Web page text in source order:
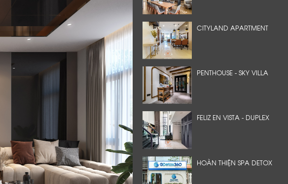
CITYLAND APARTMENT
PENTHOUSE - SKY VILLA
FELIZ EN VISTA - DUPLEX
HOÀN THIỆN SPA DETOX